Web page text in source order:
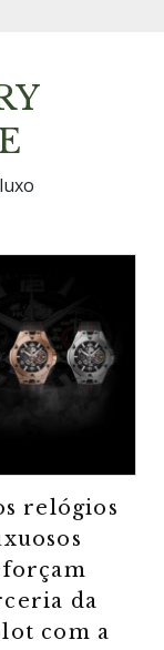
relógios
da
com a